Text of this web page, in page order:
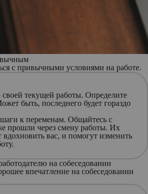
с привычными условиями на работе.
своей текущей работы. Определите
быть, последнего будет гораздо
к переменам. Общайтесь с
прошли через смену работы. Их
вас, и помогут изменить
на собеседовании
впечатление на собеседовании